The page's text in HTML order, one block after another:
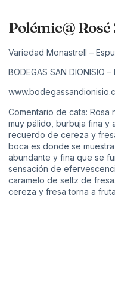
Polémic@ Rosé
Variedad Monastrell –
BODEGAS SAN DIONISIO
Comentario de cata:
muy pálido, burbuja fina y
recuerdo de cereza y
boca es donde se
abundante y fina que se
sensación de
caramelo de seltz de
cereza y fresa torna a